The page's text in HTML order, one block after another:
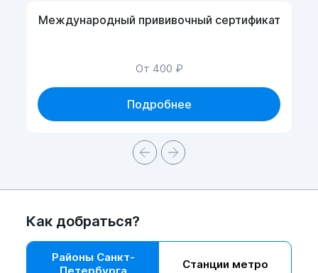
Как добраться?
Районы Санкт-
Станции метро
Международный прививочный сертификат
От 400 ₽
Подробнее